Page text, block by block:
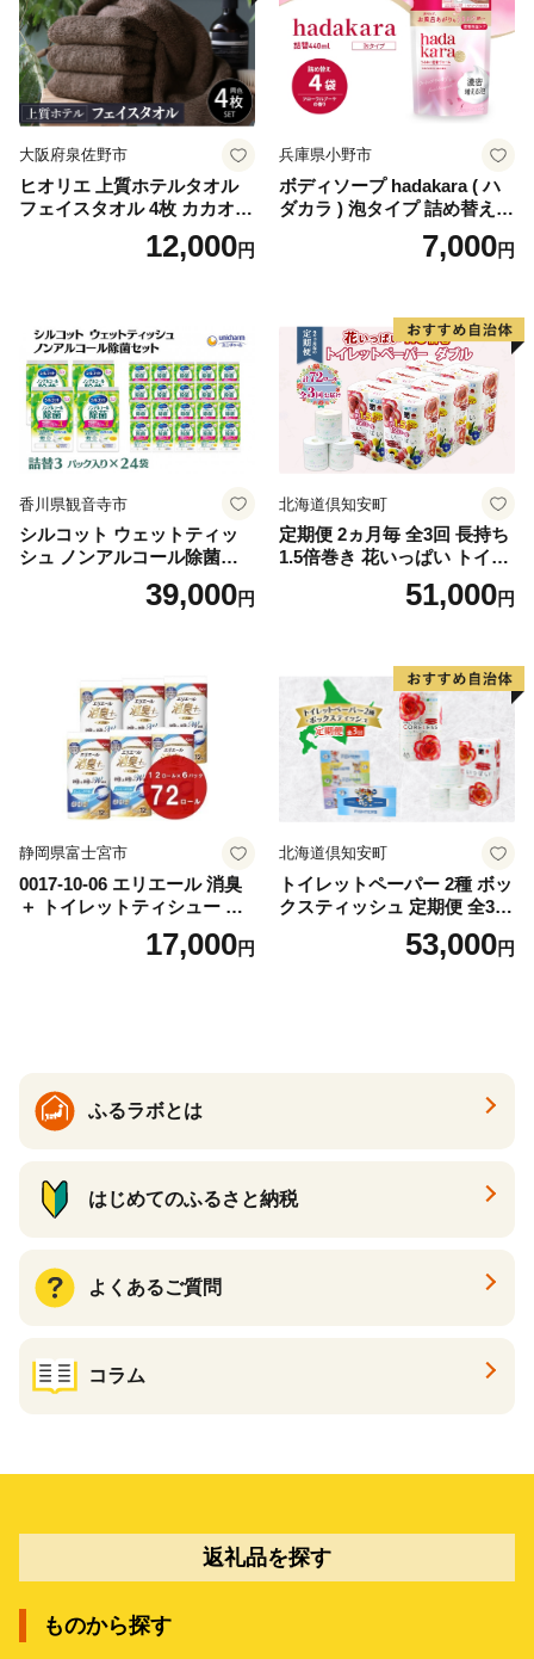
ペーパー ダブル といれっと
ぺーぱー トイレ クレシア ト
イレットペーパー [BDBH002
-1]
大阪府泉佐野市
ヒオリエ 上質ホテルタオル
フェイスタオル 4枚 カカオ
【タオル 泉州タオル 吸水 普
段使い 無地 シンプル 日用品
12,000円
兵庫県小野市
ボディソープ hadakara ( ハ
ダカラ ) 泡タイプ 詰め替え 4
40ml×4袋 ボディーソープ 泡
ボディソープ 泡 日用品 消耗
泡石鹸 石鹸 兵庫 兵庫県 小野
7,000円
香川県観音寺市
シルコット ウェットティッ
シュ ノンアルコール除菌詰
替（43枚×3P）×24袋 日用品
おもちゃ 拭き取り 手拭き 外
39,000円
北海道倶知安町
定期便 2ヵ月毎 全3回 長持ち
1.5倍巻き 花いっぱい トイレ
ットペーパー ダブル 45ｍ 計
72ロール 全18種 花柄 プリン
ー 消耗品 備蓄 送料無料 北海
道 倶知安町 日用品
51,000円
静岡県富士宮市
0017-10-06 エリエール 消臭
＋ トイレットティシュー し
っかり香るフレッシュクリア
の香り ダブル 12ロール×6パ
17,000円
北海道倶知安町
トイレットペーパー 2種 ボッ
クスティッシュ 定期便 全3
回 日本製 まとめ買い 防災
常備品 日用雑貨 消耗品 生活
53,000円
ふるラボとは
はじめてのふるさと納税
よくあるご質問
コラム
返礼品を探す
ものから探す